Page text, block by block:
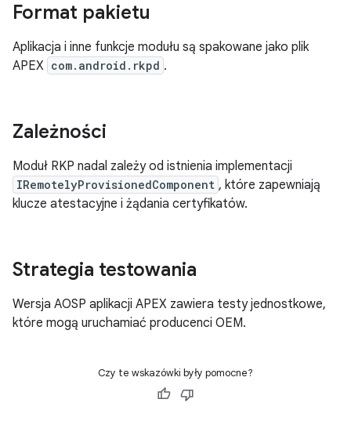
Format pakietu
Aplikacja i inne funkcje modułu są spakowane jako plik
APEX com.android.rkpd .
Zależności
Moduł RKP nadal zależy od istnienia implementacji
IRemotelyProvisionedComponent , które zapewniają
klucze atestacyjne i żądania certyfikatów.
Strategia testowania
Wersja AOSP aplikacji APEX zawiera testy jednostkowe,
które mogą uruchamiać producenci OEM.
Czy te wskazówki były pomocne?